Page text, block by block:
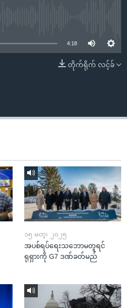
4:18
တိုက်ရိုက် လင့်ခ်
၁၅ မတ္၊ ၂၀၂၅
အပစ်ရပ်ရေးသဘောမတူရင်
ရုရှားကို G7 ဒဏ်ခတ်မည်